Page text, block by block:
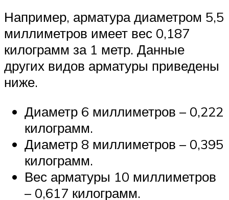
Например, арматура диаметром 5,5
миллиметров имеет вес 0,187
килограмм за 1 метр. Данные
других видов арматуры приведены
ниже.
Диаметр 6 миллиметров – 0,222
килограмм.
Диаметр 8 миллиметров – 0,395
килограмм.
Вес арматуры 10 миллиметров
– 0,617 килограмм.